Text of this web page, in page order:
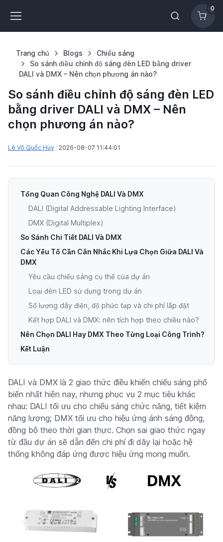
0
Trang chủ Blogs
Chiếu sáng
So sánh điều chỉnh độ sáng đèn LED bằng driver
DALI và DMX – Nên chọn phương án nào?
So sánh điều chỉnh độ sáng đèn LED
bằng driver DALI và DMX – Nên
chọn phương án nào?
Lê Võ Quốc Huy 2026-08-07 11:44:01
Tổng Quan Công Nghệ DALI Và DMX
DALI (Digital Addressable Lighting Interface)
DMX (Digital Multiplex)
So Sánh Chi Tiết DALI Và DMX
Các Yếu Tố Cần Cân Nhắc Khi Lựa Chọn Giữa DALI Và
DMX
Yêu cầu chiếu sáng cụ thể của dự án
Loại đèn LED sử dụng trong dự án
Số lượng dây điện, độ phức tạp và chi phí lắp đặt
Kết hợp DALI và DMX: nên tích hợp theo chiều nào?
Nên Chọn DALI Hay DMX Theo Từng Loại Công Trình?
Kết Luận
DALI và DMX là 2 giao thức điều khiển chiếu sáng phổ
biến nhất hiện nay, nhưng phục vụ 2 mục tiêu khác
nhau: DALI tối ưu cho chiếu sáng chức năng, tiết kiệm
năng lượng; DMX tối ưu cho hiệu ứng ánh sáng động,
đồng bộ theo thời gian thực. Chọn sai giao thức ngay
từ đầu dự án sẽ dẫn đến chi phí đi dây lại hoặc hệ
thống không đáp ứng được hiệu ứng mong muốn.